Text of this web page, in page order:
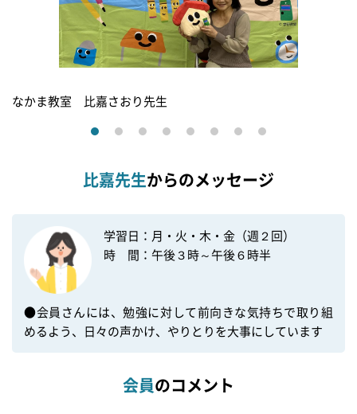
なかま教室 比嘉さおり先生
比嘉先生からのメッセージ
学習日：月・火・木・金（週２回）
時　間：午後３時～午後６時半
●会員さんには、勉強に対して前向きな気持ちで取り組
めるよう、日々の声かけ、やりとりを大事にしています
会員のコメント